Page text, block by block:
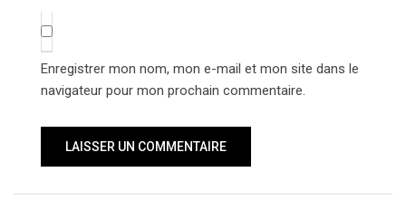
Enregistrer mon nom, mon e-mail et mon site dans le
navigateur pour mon prochain commentaire.